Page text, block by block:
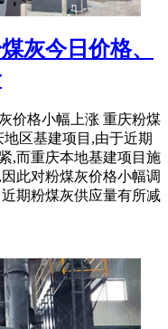
灰今日价格、
价格小幅上涨 重庆粉煤
区基建项目,由于近期
,而重庆本地基建项目施
此对粉煤灰价格小幅调
期粉煤灰供应量有所减